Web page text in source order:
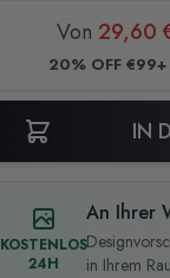
Von 29,60
20% OFF €99+
IN
KOSTENLOS
24H
An Ihrer
in Ihrem